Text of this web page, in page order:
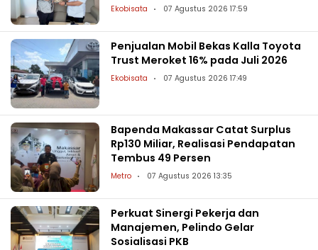
Ekobisata 07 Agustus 2026 17:59
Penjualan Mobil Bekas Kalla Toyota
Trust Meroket 16% pada Juli 2026
Ekobisata 07 Agustus 2026 17:49
Bapenda Makassar Catat Surplus
Rp130 Miliar, Realisasi Pendapatan
Tembus 49 Persen
Metro 07 Agustus 2026 13:35
Perkuat Sinergi Pekerja dan
Manajemen, Pelindo Gelar
Sosialisasi PKB